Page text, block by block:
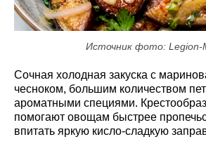
Источник фото: Legion-
Сочная холодная закуска с
чесноком, большим количеством
ароматными специями.
помогают овощам быстрее
впитать яркую кисло-сладкую